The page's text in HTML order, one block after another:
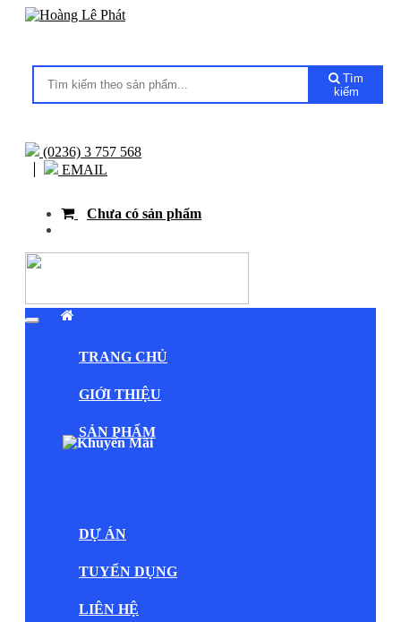
Tìm
kiếm
(0236) 3 757 568
EMAIL
Chưa có sản phẩm
TRANG CHỦ
GIỚI THIỆU
SẢN PHẨM
DỰ ÁN
TUYỂN DỤNG
LIÊN HỆ